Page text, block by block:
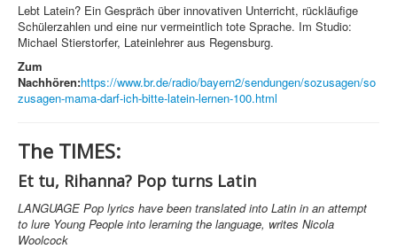
Lebt Latein? Ein Gespräch über innovativen Unterricht, rückläufige
Schülerzahlen und eine nur vermeintlich tote Sprache. Im Studio:
Michael Stierstorfer, Lateinlehrer aus Regensburg.
Zum
Nachhören:https://www.br.de/radio/bayern2/sendungen/sozusagen/so
zusagen-mama-darf-ich-bitte-latein-lernen-100.html
The TIMES:
Et tu, Rihanna? Pop turns Latin
LANGUAGE Pop lyrics have been translated into Latin in an attempt
to lure Young People into lerarning the language, writes Nicola
Woolcock